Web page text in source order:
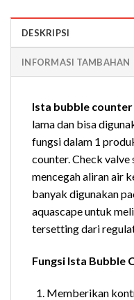
DESKRIPSI
INFORMASI TAMBAHAN
Ista bubble counter
lama dan bisa
fungsi dalam 1
counter. Check
mencegah aliran air
banyak digunakan
aquascape untuk
tersetting dari
Fungsi Ista Bubble
Memberikan